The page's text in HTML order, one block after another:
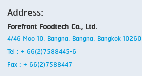
Address:
Forefront Foodtech Co., Ltd.
4/46 Moo 10, Bangna, Bangna, Bangkok 10260
Tel : + 66(2)7588445-6
Fax : + 66(2)7588447